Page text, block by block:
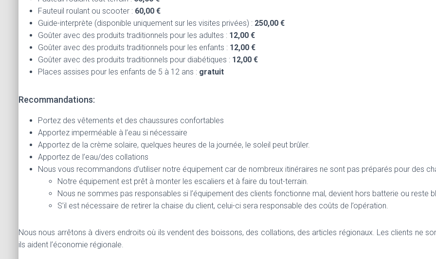
Fauteuil roulant ou scooter : 60,00 €
Guide-interprète (disponible uniquement sur les visites privées) : 250,00 €
Goûter avec des produits traditionnels pour les adultes : 12,00 €
Goûter avec des produits traditionnels pour les enfants : 12,00 €
Goûter avec des produits traditionnels pour diabétiques : 12,00 €
Places assises pour les enfants de 5 à 12 ans : gratuit
Recommandations:
Portez des vêtements et des chaussures confortables
Apportez imperméable à l’eau si nécessaire
Apportez de la crème solaire, quelques heures de la journée, le soleil peut brûler.
Apportez de l’eau/des collations
Nous vous recommandons d’utiliser notre équipement car de nombreux itinéraires ne sont pas préparés pour des
Notre équipement est prêt à monter les escaliers et à faire du tout-terrain.
Nous ne sommes pas responsables si l’équipement des clients fonctionne mal, devient hors batterie ou reste
S’il est nécessaire de retirer la chaise du client, celui-ci sera responsable des coûts de l’opération.
Nous nous arrêtons à divers endroits où ils vendent des boissons, des collations, des articles régionaux. Les clients ne
ils aident l’économie régionale.